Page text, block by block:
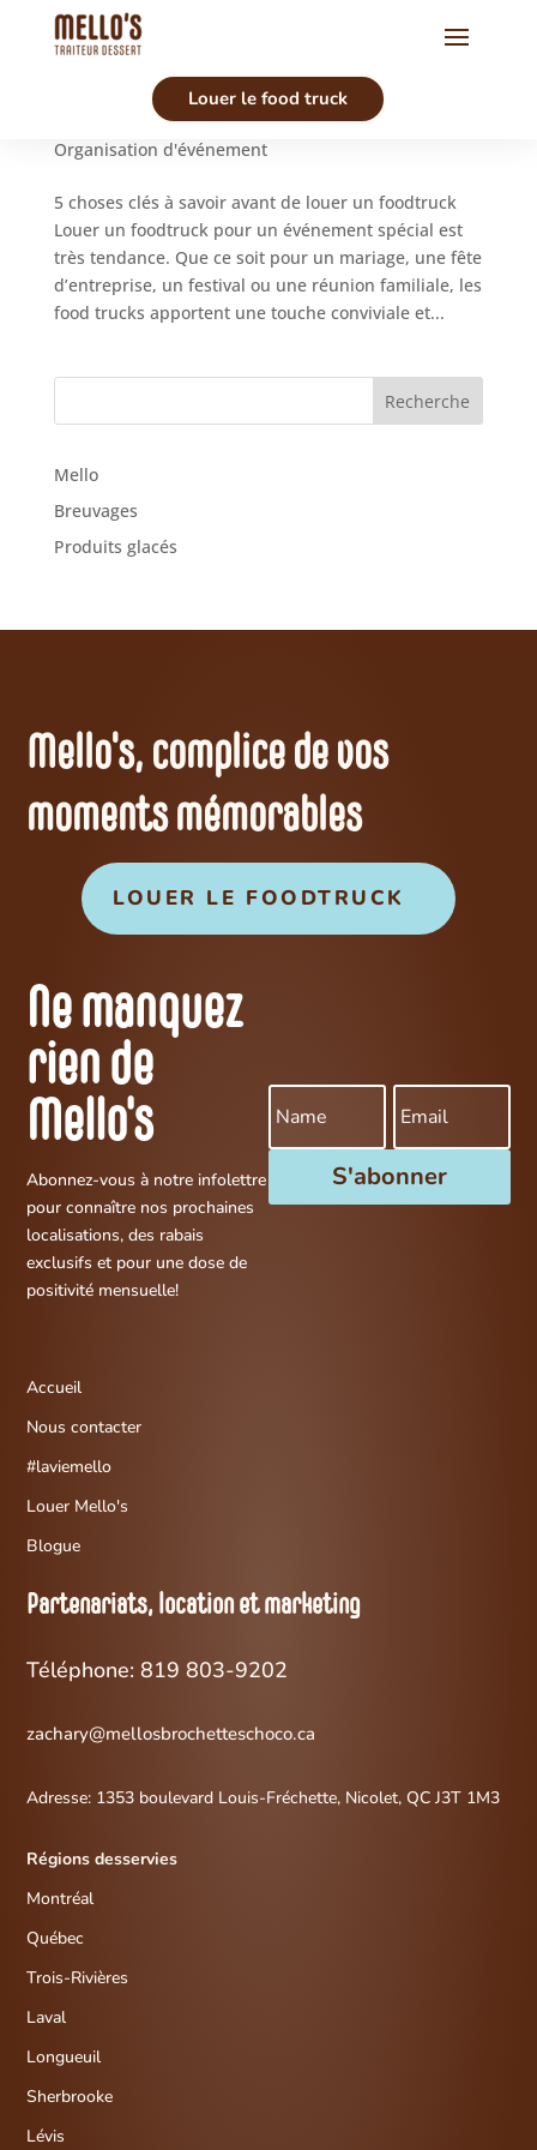
Louer le food truck
5 choses clés à savoir avant de louer un
mellosfoodtruck@gmail.com|Jan 10, 2025
Organisation d'événement
5 choses clés à savoir avant de louer un foodtruck
Louer un foodtruck pour un événement spécial est
très tendance. Que ce soit pour un mariage, une fête
d’entreprise, un festival ou une réunion familiale, les
food trucks apportent une touche conviviale et...
Mello
Breuvages
Produits glacés
Mello's, complice de vos
moments mémorables
LOUER LE FOODTRUCK
Ne manquez
rien de
Mello's
Abonnez-vous à notre infolettre
pour connaître nos prochaines
localisations, des rabais
exclusifs et pour une dose de
positivité mensuelle!
S'abonner
Accueil
Nous contacter
#laviemello
Louer Mello's
Blogue
Partenariats, location et marketing
Téléphone: 819 803-9202
zachary@mellosbrochetteschoco.ca
Adresse: 1353 boulevard Louis-Fréchette, Nicolet, QC J3T 1M3
Régions desservies
Montréal
Québec
Trois-Rivières
Laval
Longueuil
Sherbrooke
Lévis